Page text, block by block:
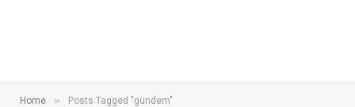
Home » Posts Tagged "gündem"